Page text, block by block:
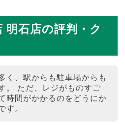
明石店の評判・ク
く、駅からも駐車場からも
。 ただ、レジがものすご
時間がかかるのをどうにか
す。